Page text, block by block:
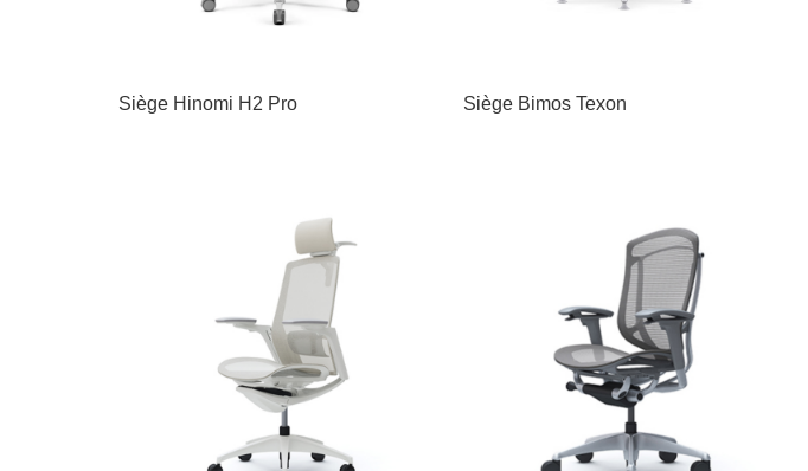
Siège Hinomi H2 Pro Siège Bimos Texon